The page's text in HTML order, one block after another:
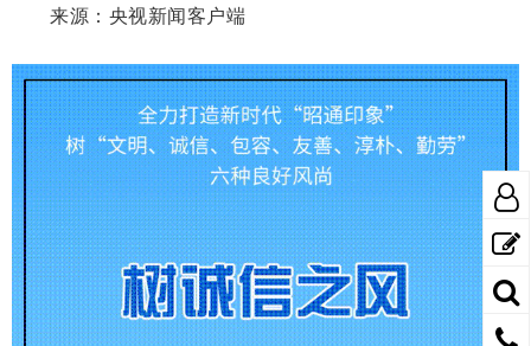
来源：央视新闻客户端